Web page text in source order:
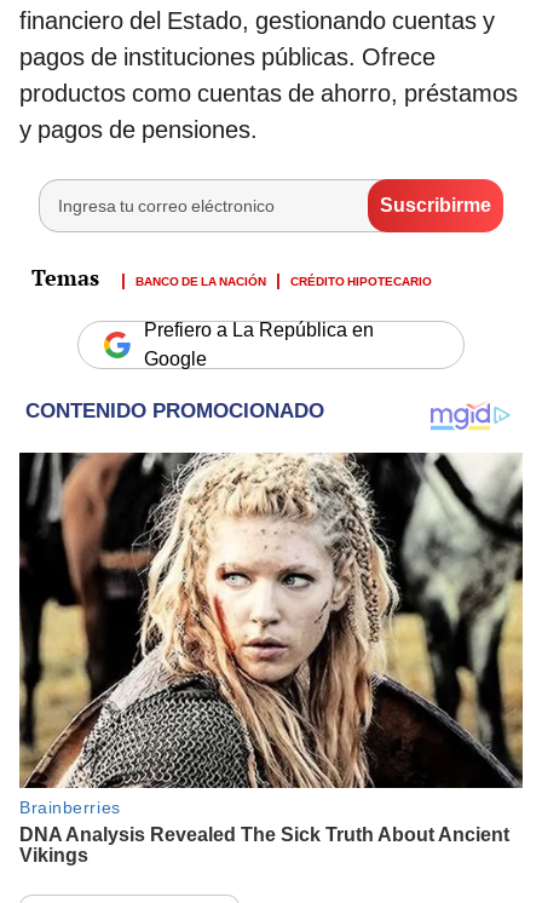
financiero del Estado, gestionando cuentas y
pagos de instituciones públicas. Ofrece
productos como cuentas de ahorro, préstamos
y pagos de pensiones.
BANCO DE LA NACIÓN CRÉDITO HIPOTECARIO
Prefiero a La República en
Google